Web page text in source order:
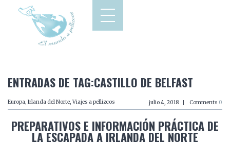
ENTRADAS DE TAG:CASTILLO DE BELFAST
Europa, Irlanda del Norte, Viajes a pellizcos julio 4, 2018 Comments 0
PREPARATIVOS E INFORMACIÓN PRÁCTICA DE
LA ESCAPADA A IRLANDA DEL NORTE